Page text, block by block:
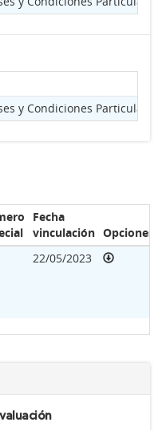
y Condiciones
Fecha
vinculación Opciones
22/05/2023